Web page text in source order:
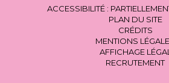
ACCESSIBILITÉ :
PLAN DU SITE
CRÉDITS
MENTIONS
AFFICHAGE
RECRUTEMENT